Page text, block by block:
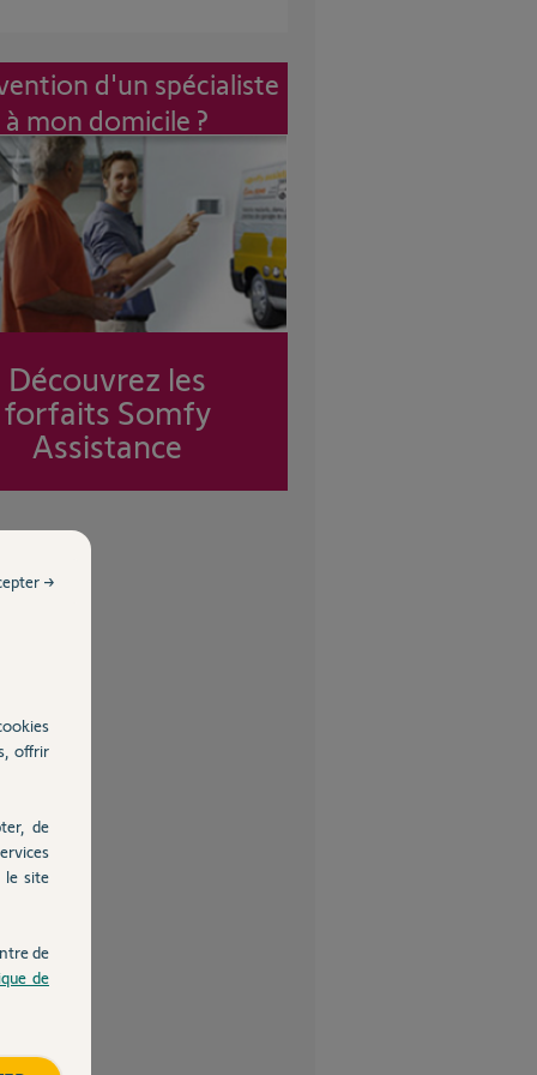
d'un spécialiste
à mon domicile ?
Découvrez les
forfaits Somfy
Assistance
offrir
de
le site
de
de
→